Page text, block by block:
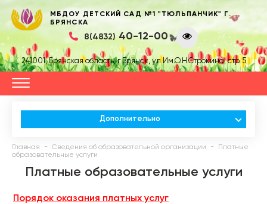
МБДОУ ДЕТСКИЙ САД №1 "ТЮЛЬПАНЧИК" Г.
БРЯНСКА
8(4832)40-12-00
241001, Брянская область, г Брянск, ул Им.О.Н.Строкина, стр. 5
Главная - Сведения об образовательной организации -
Платные
образовательные услуги
Платные образовательные услуги
Порядок оказания платных услуг
Дополнительно